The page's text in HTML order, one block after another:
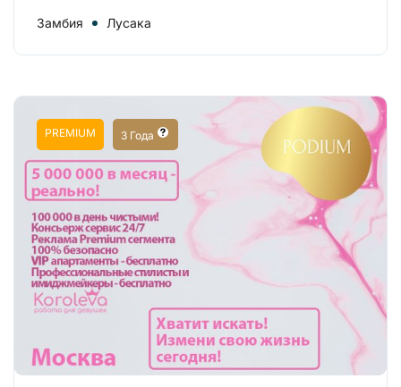
Замбия Лусака
PREMIUM 3 Года